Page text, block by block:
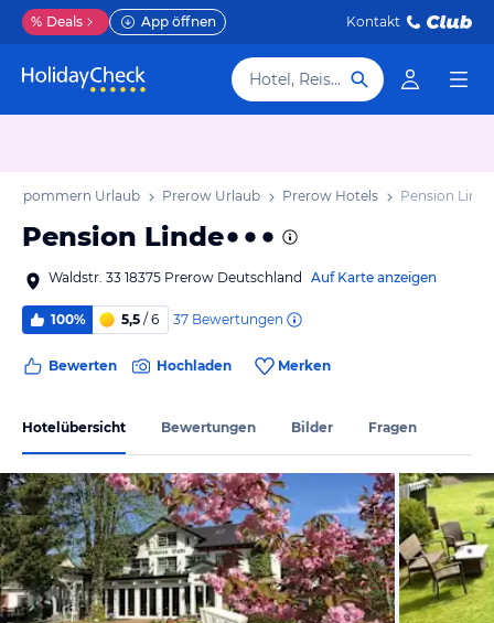
% Deals App öffnen Kontakt
Hotel, Reiseziel
Urlaub Prerow Urlaub Prerow Hotels Pension Linde
Pension Linde
Waldstr. 33 18375 Prerow Deutschland Auf Karte anzeigen
100% 5,5 / 6 37 Bewertungen
Bewerten Hochladen Merken
Hotelübersicht Bewertungen Bilder Fragen